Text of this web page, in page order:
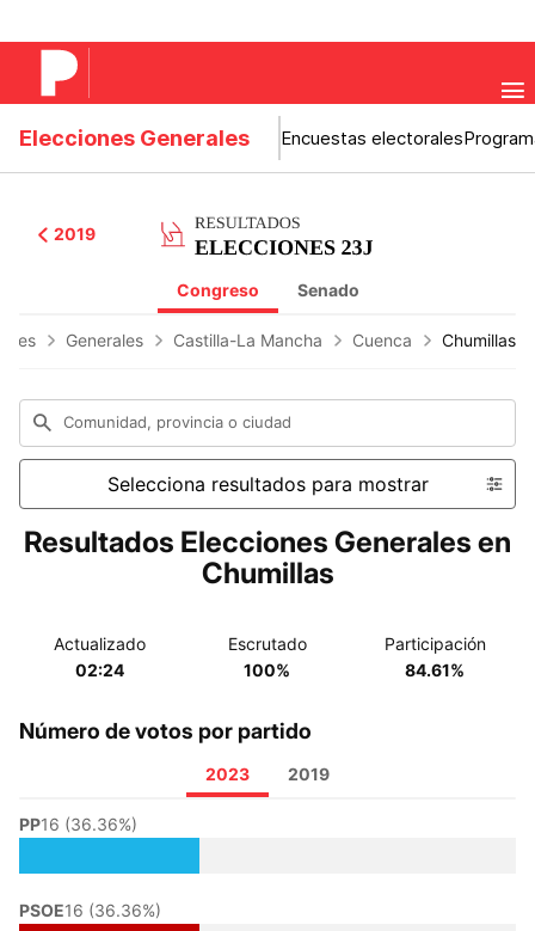
Elecciones Generales Encuestas electorales
2019
Congreso Senado
Generales Castilla-La Mancha Cuenca Chumillas
Comunidad, provincia o ciudad
Selecciona resultados para mostrar
Resultados Elecciones Generales en
Chumillas
Actualizado
02:24
Escrutado
100%
Participación
84.61%
Número de votos por partido
2023 2019
PP16 (36.36%)
PSOE16 (36.36%)